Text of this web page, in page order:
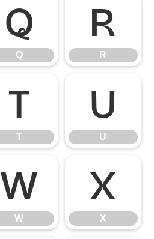
Q
Q
R
R
T
T
U
U
W
W
X
X